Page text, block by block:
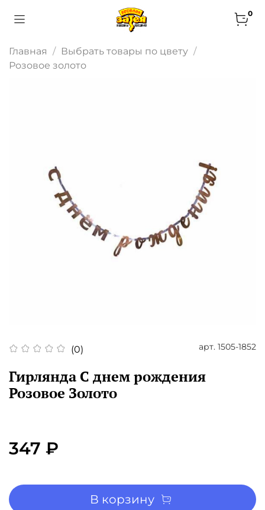
0
Главная
Выбрать товары по цвету
Розовое золото
(0) арт. 1505-1852
Гирлянда С днем рождения
Розовое Золото
347 ₽
В корзину